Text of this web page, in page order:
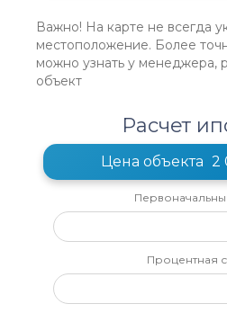
Важно! На карте не всегда
местоположение. Более
можно узнать у менеджера,
объект
Расчет
Цена объекта 2
Процентная